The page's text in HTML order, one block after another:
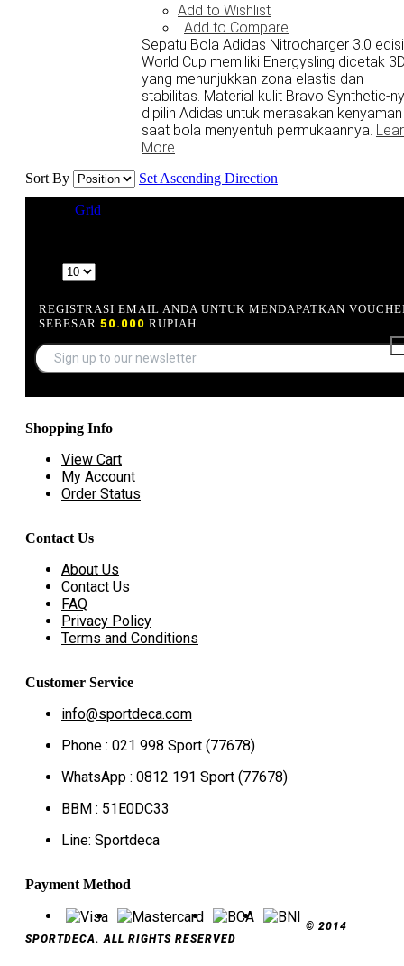
Add to Wishlist
| Add to Compare
Sepatu Bola Adidas Nitrocharger 3.0 edisi
World Cup memiliki Energysling dicetak
yang menunjukkan zona elastis dan
stabilitas. Material kulit Bravo Synthetic-
dipilih Adidas untuk merasakan kenyaman
saat bola menyentuh permukaannya.
More
Sort By Set Ascending Direction
Grid
REGISTRASI EMAIL ANDA UNTUK MENDAPATKAN
SEBESAR 50.000 RUPIAH
Shopping Info
View Cart
My Account
Order Status
Contact Us
About Us
Contact Us
FAQ
Privacy Policy
Terms and Conditions
Customer Service
info@sportdeca.com
Phone : 021 998 Sport (77678)
WhatsApp : 0812 191 Sport (77678)
BBM : 51E0DC33
Line: Sportdeca
Payment Method
© 2014
SPORTDECA. ALL RIGHTS RESERVED